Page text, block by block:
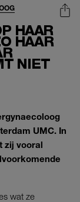
HAAR
HAAR
NIET
UMC. In
zij vooral
wat ze